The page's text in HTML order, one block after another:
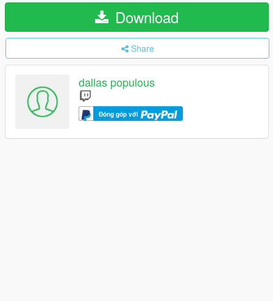
Download
Share
dallas populous
Đóng góp với